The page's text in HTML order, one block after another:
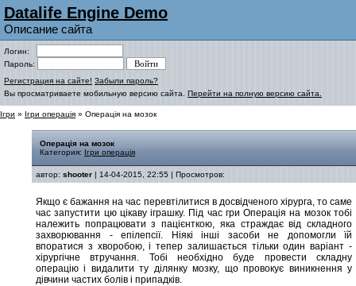
Datalife Engine Demo
Описание сайта
Логин:
Пароль:
Регистрация на сайте! Забыли пароль?
Вы просматриваете мобильную версию сайта. Перейти на полную версию сайта.
Ігри » Ігри операція » Операція на мозок
Операція на мозок
Категория: Ігри операція
автор: shooter | 14-04-2015, 22:55 | Просмотров:
Якщо є бажання на час перевтілитися в досвідченого хірурга, то саме
час запустити цю цікаву іграшку. Під час гри Операція на мозок тобі
належить попрацювати з пацієнткою, яка страждає від складного
захворювання - епілепсії. Ніякі інші засоби не допомогли їй
впоратися з хворобою, і тепер залишається тільки один варіант -
хірургічне втручання. Тобі необхідно буде провести складну
операцію і видалити ту ділянку мозку, що провокує виникнення у
дівчини частих болів і припадків.